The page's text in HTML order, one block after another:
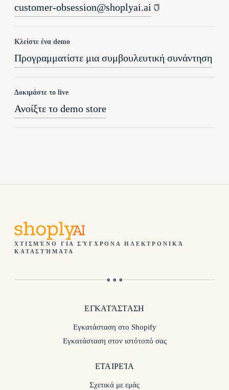
customer-obsession@shoplyai.ai
Κλείστε ένα demo
Προγραμματίστε μια συμβουλευτική συνάντηση
Δοκιμάστε το live
Ανοίξτε το demo store
ΧΤΙΣΜΈΝΟ ΓΙΑ ΣΎΓΧΡΟΝΑ ΗΛΕΚΤΡΟΝΙΚΆ
ΚΑΤΑΣΤΉΜΑΤΑ
● ● ●
ΕΓΚΑΤΆΣΤΑΣΗ
Εγκατάσταση στο Shopify
Εγκατάσταση στον ιστότοπό σας
ΕΤΑΙΡΕΊΑ
Σχετικά με εμάς